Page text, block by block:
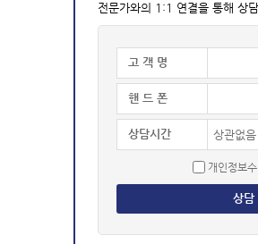
전문가와의 1:1 연결을 통해 상
고 객 명
핸 드 폰
상담시간
개인정보
상담